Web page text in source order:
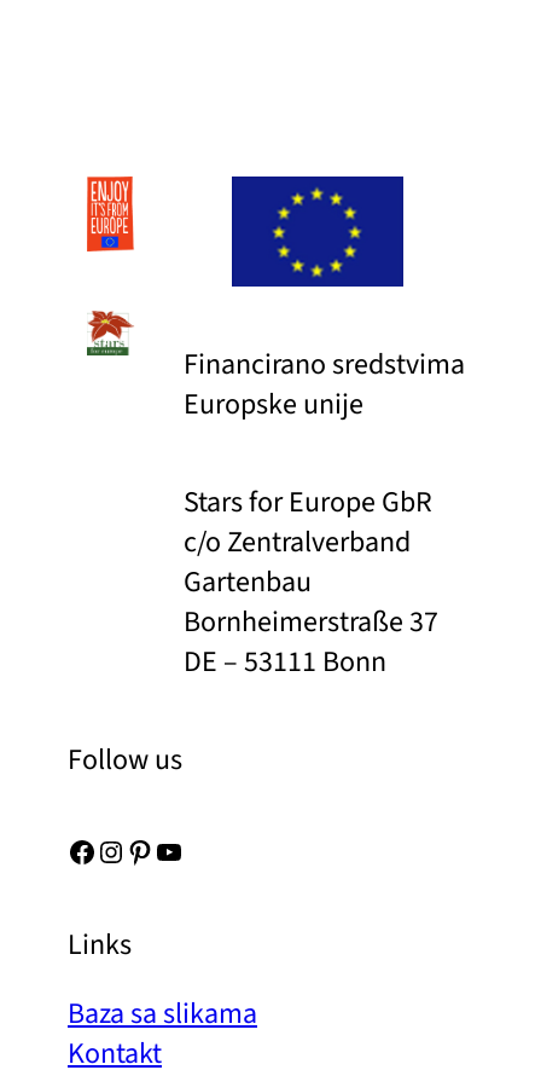
Financirano sredstvima
Europske unije
Stars for Europe GbR
c/o Zentralverband
Gartenbau
Bornheimerstraße 37
DE – 53111 Bonn
Follow us
Facebook Instagram Pinterest YouTube
Links
Baza sa slikama
Kontakt